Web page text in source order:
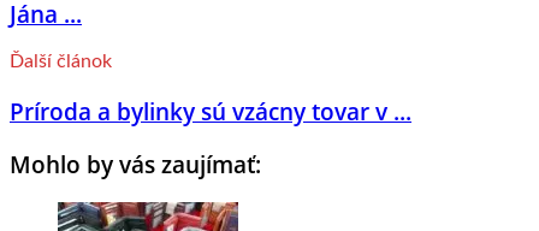
Jána ...
Ďalší článok
Príroda a bylinky sú vzácny tovar v ...
Mohlo by vás zaujímať: